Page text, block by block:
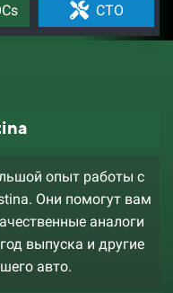
СТО
опыт работы с
Они помогут вам
аналоги
выпуска и другие
авто.